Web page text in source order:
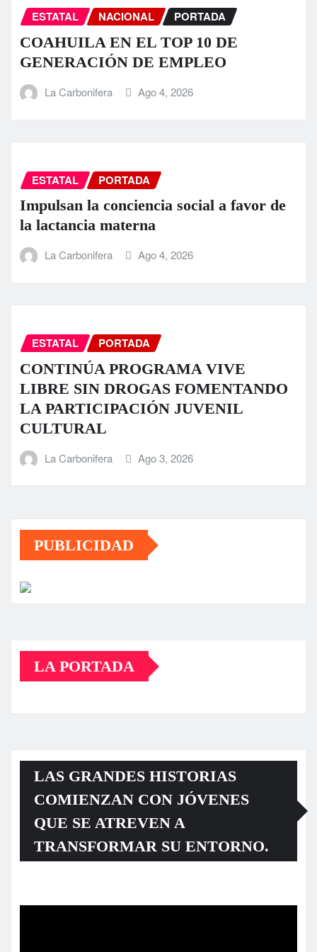
ESTATAL NACIONAL PORTADA
COAHUILA EN EL TOP 10 DE
GENERACIÓN DE EMPLEO
La Carbonifera Ago 4, 2026
ESTATAL PORTADA
Impulsan la conciencia social a favor de
la lactancia materna
La Carbonifera Ago 4, 2026
ESTATAL PORTADA
CONTINÚA PROGRAMA VIVE
LIBRE SIN DROGAS FOMENTANDO
LA PARTICIPACIÓN JUVENIL
CULTURAL
La Carbonifera Ago 3, 2026
PUBLICIDAD
LA PORTADA
LAS GRANDES HISTORIAS
COMIENZAN CON JÓVENES
QUE SE ATREVEN A
TRANSFORMAR SU ENTORNO.